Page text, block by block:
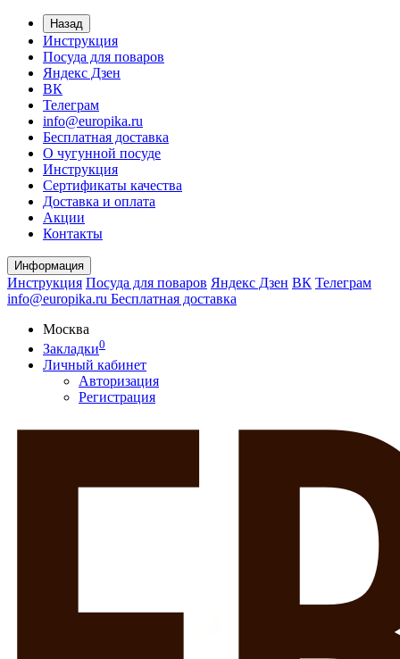
Назад
Инструкция
Посуда для поваров
Яндекс Дзен
ВК
Телеграм
info@europika.ru
Бесплатная доставка
О чугунной посуде
Инструкция
Сертификаты качества
Доставка и оплата
Акции
Контакты
Информация
Инструкция Посуда для поваров Яндекс Дзен ВК Телеграм
info@europika.ru Бесплатная доставка
Москва
Закладки0
Личный кабинет
Авторизация
Регистрация